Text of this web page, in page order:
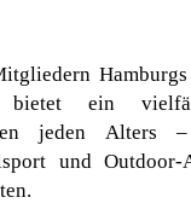
bietet ein
jeden Alters
und